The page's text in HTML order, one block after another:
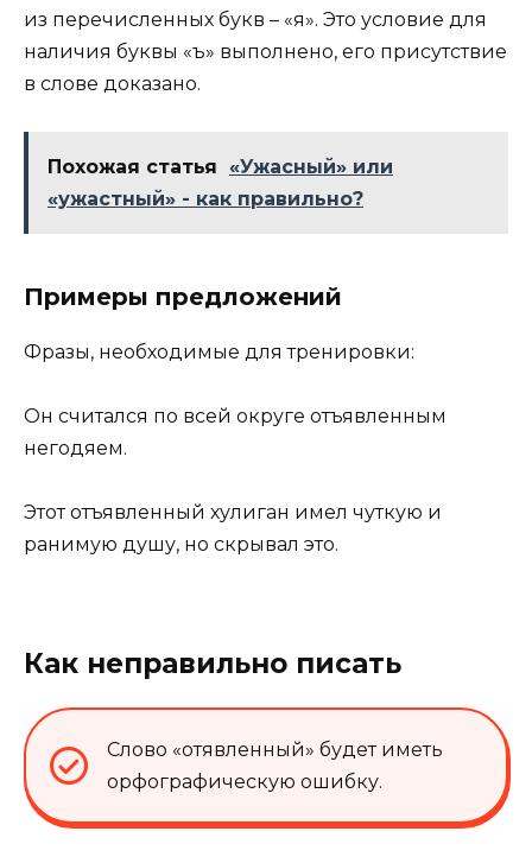
из перечисленных букв – «я». Это условие для
наличия буквы «ъ» выполнено, его присутствие
в слове доказано.
Похожая статья
«Ужасный» или
«ужастный» - как правильно?
Примеры предложений
Фразы, необходимые для тренировки:
Он считался по всей округе отъявленным
негодяем.
Этот отъявленный хулиган имел чуткую и
ранимую душу, но скрывал это.
Как неправильно писать
Слово «отявленный» будет иметь
орфографическую ошибку.